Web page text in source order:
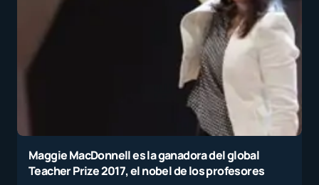
Maggie MacDonnell es la ganadora del global
Teacher Prize 2017, el nobel de los profesores